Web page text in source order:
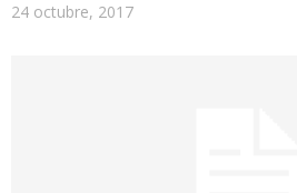
24 octubre, 2017